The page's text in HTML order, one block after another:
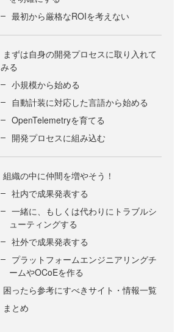
最初から厳格なROIを考えない
まずは自身の開発プロセスに取り入れて
みる
小規模から始める
自動計装に対応した言語から始める
OpenTelemetryを育てる
開発プロセスに組み込む
組織の中に仲間を増やそう！
社内で成果発表する
一緒に、もしくは代わりにトラブルシ
ューティングする
社外で成果発表する
プラットフォームエンジニアリングチ
ームやOCoEを作る
困ったら参考にすべきサイト・情報一覧
まとめ